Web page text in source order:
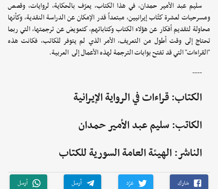
سليم عبد الأمير حمدان، في هذا الكتاب، يعرّف بالحكاية، لروايات، وقصص
ومسرحيات لعشرة كتّاب إيرانيين، مبتعداً قدر الإمكان عن الدراسة النقدية، وكأنها
محاولة لتقديم أفكار عن هؤلاء الكتاب وكتاباتهم، كتعويض عن ترجمتها، التي ربما
تحتاج إلى وقت أطول من التعريف، الأمر الذي لم يتوفر للكاتب، فكانت هذه
"القراءات" التي قد تفتح بوابات الترجمة لهذه الأعمال إلى ‏ العربية.
----
الكتاب: قراءات في الرواية الإيرانية
الكاتب: سليم عبد الأمير حمدان
الناشر: الهيئة العامة السورية للكتاب
شارك غرّد أرسل أرسل